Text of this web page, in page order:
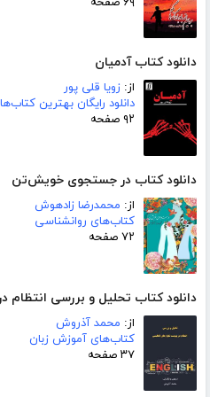
دانلود کتاب آدمیان
از: زویا قلی پور
دانلود رایگان بهترین
۹۲ صفحه
دانلود کتاب در جستجوی خویش‌تن
از: محمدرضا زادهوش
کتاب‌های روانشناسی
۷۲ صفحه
دانلود کتاب تحلیل و بررسی انتظام
از: محمد آذروش
کتاب‌های آموزش زبان
۳۷ صفحه